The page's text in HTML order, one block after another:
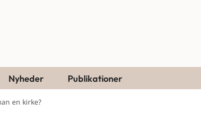
Nyheder Publikationer
en kirke?